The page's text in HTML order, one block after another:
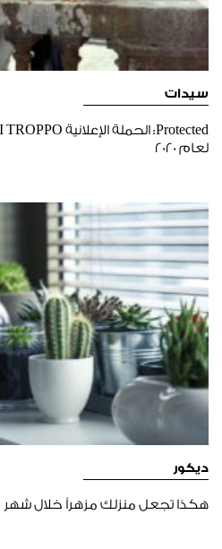
سيدات
لعام 2020
ديكور
هكذا تجعل منزلك مزهراً خلال شهر